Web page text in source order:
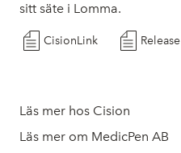
sitt säte i Lomma.
CisionLink Release
Läs mer hos Cision
Läs mer om MedicPen AB